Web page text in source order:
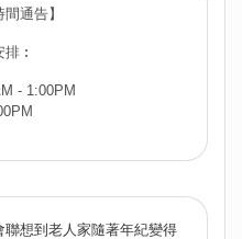
通告】
︰
- 1:00PM
想到老人家隨著年紀變得